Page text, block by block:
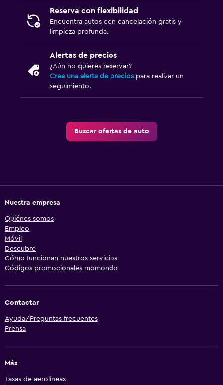
Reserva con flexibilidad
Encuentra autos con cancelación gratis y
limpieza profunda.
Alertas de precios
¿Aún no quieres reservar?
Crea una alerta de precios para realizar un
seguimiento.
Buscar ofertas de auto
Nuestra empresa
Quiénes somos
Empleo
Móvil
Descubre
Cómo funcionan nuestros servicios
Códigos promocionales momondo
Contactar
Ayuda/Preguntas frecuentes
Prensa
Más
Tasas de aerolíneas